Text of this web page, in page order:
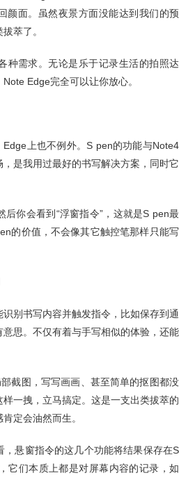
颜面。虽然夜景方面没能达到我们的预
萃了。
种需求。无论是乐于记录生活的拍照达
Edge完全可以让你放心。
上也不例外。S pen的功能与Note4
是我用过最好的书写解决方案，同时它
你会看到“浮窗指令”，这就是S pen最
的价值，不会像其它触控笔那样只能写
别书写内容并触发指令，比如保存到通
思。不仅有着与手写相似的体验，还能
截图，写写画画、甚至简单的抠图都没
一拽，立马搞定。这是一支出类拔萃的
定会油然而生。
悬窗指令的这几个功能将结果保存在S
它们本质上都是对屏幕内容的记录，如